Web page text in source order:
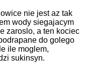
nie jest az tak
wody siegajacym
zaroslo, a ten kociec
do golego
ile moglem,
sukinsyn.